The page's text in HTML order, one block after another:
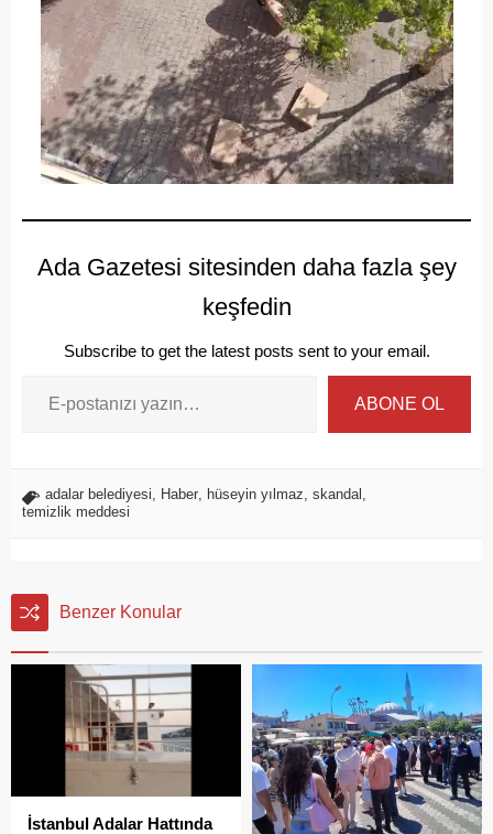
Ada Gazetesi sitesinden daha fazla şey
keşfedin
Subscribe to get the latest posts sent to your email.
ABONE OL
adalar belediyesi, Haber, hüseyin yılmaz, skandal ,
temizlik meddesi
Benzer Konular
İstanbul Adalar Hattında